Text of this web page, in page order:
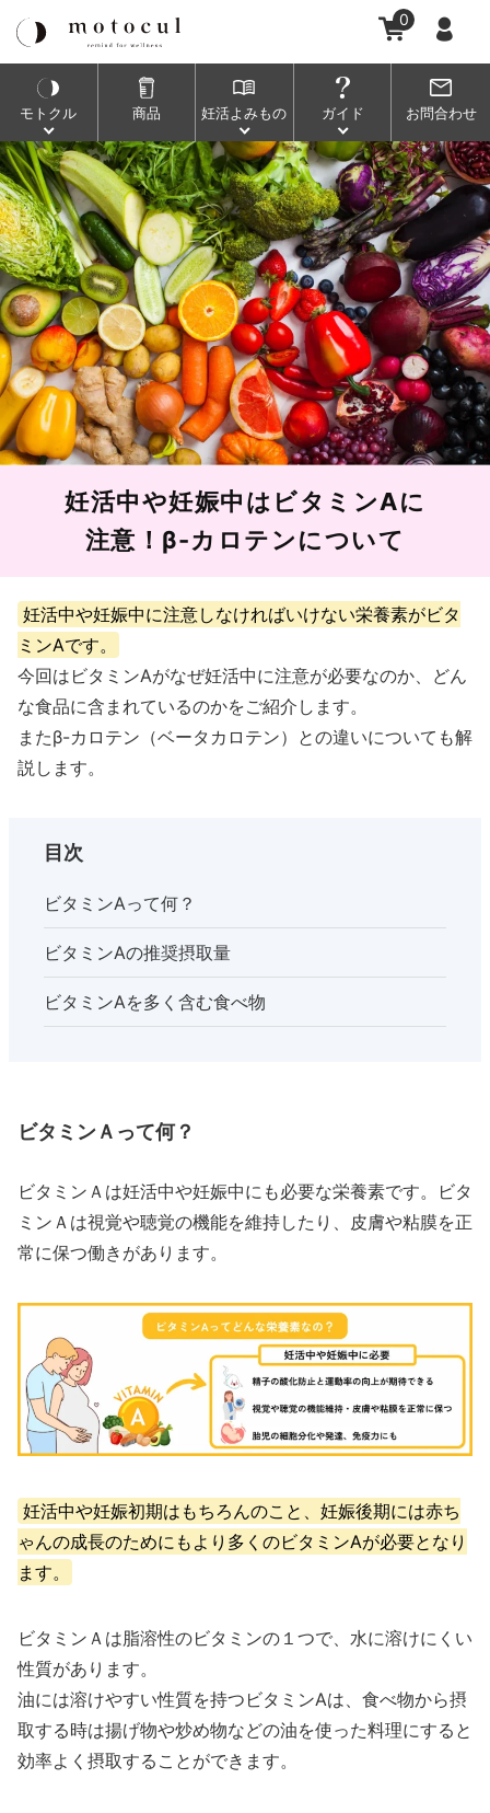
0
モトクル 商品 妊活よみもの ガイド お問合わせ
妊活中や妊娠中はビタミンAに
注意！β-カロテンについて
妊活中や妊娠中に注意しなければいけない栄養素がビタ
ミンAです。
今回はビタミンAがなぜ妊活中に注意が必要なのか、どん
な食品に含まれているのかをご紹介します。
またβ-カロテン（ベータカロテン）との違いについても解
説します。
目次
ビタミンAって何？
ビタミンAの推奨摂取量
ビタミンAを多く含む食べ物
ビタミンＡって何？
ビタミンＡは妊活中や妊娠中にも必要な栄養素です。ビタ
ミンＡは視覚や聴覚の機能を維持したり、皮膚や粘膜を正
常に保つ働きがあります。
妊活中や妊娠初期はもちろんのこと、妊娠後期には赤ち
ゃんの成長のためにもより多くのビタミンAが必要となり
ます。
ビタミンＡは脂溶性のビタミンの１つで、水に溶けにくい
性質があります。
油には溶けやすい性質を持つビタミンAは、食べ物から摂
取する時は揚げ物や炒め物などの油を使った料理にすると
効率よく摂取することができます。